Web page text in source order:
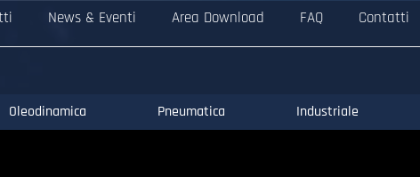
News & Eventi Area Download FAQ Contatti
Oleodinamica Pneumatica Industriale